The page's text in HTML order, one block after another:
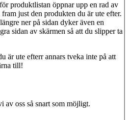
produktlistan öppnar upp en rad av
just den produkten du är ute efter.
ner på sidan dyker även en
sidan av skärmen så att du slipper ta
är ute efterr annars tveka inte på att
till!
oss så snart som möjligt.